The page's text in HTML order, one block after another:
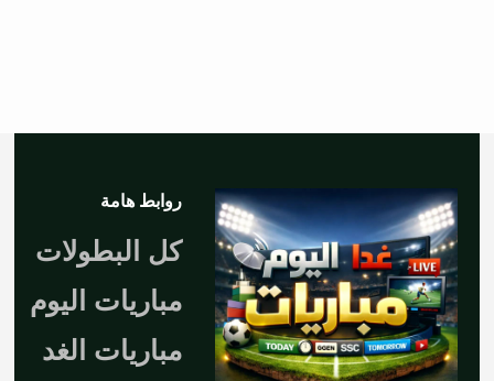
روابط هامة
كل البطولات
مباريات اليوم
مباريات الغد